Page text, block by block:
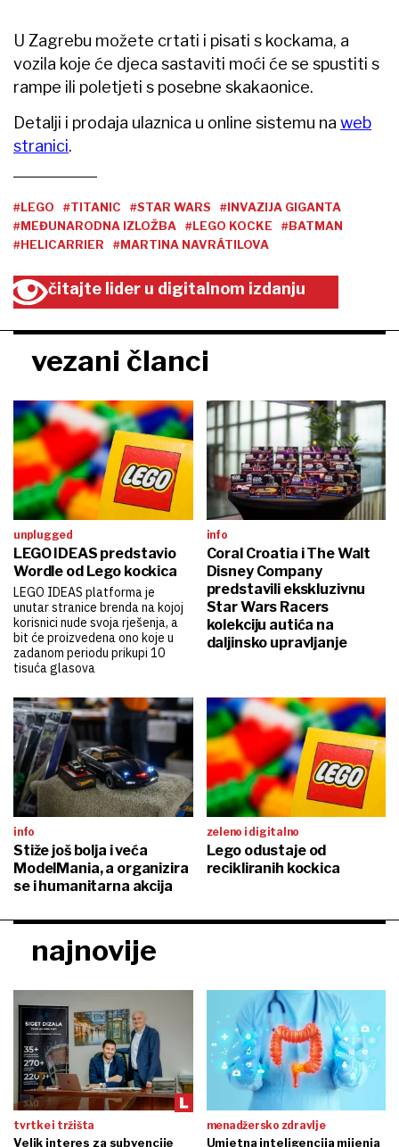
U Zagrebu možete crtati i pisati s kockama, a
vozila koje će djeca sastaviti moći će se spustiti s
rampe ili poletjeti s posebne skakaonice.
Detalji i prodaja ulaznica u online sistemu na web
stranici.
#LEGO #TITANIC #STAR WARS
#INVAZIJA GIGANTA
#MEĐUNARODNA IZLOŽBA
#LEGO KOCKE
#BATMAN
#HELICARRIER
#MARTINA NAVRÁTILOVA
čitajte lider u digitalnom izdanju
vezani članci
unplugged
LEGO IDEAS predstavio
Wordle od Lego kockica
LEGO IDEAS platforma je
unutar stranice brenda na kojoj
korisnici nude svoja rješenja, a
bit će proizvedena ono koje u
zadanom periodu prikupi 10
tisuća glasova
info
Coral Croatia i The Walt
Disney Company
predstavili ekskluzivnu
Star Wars Racers
kolekciju autića na
daljinsko upravljanje
info
Stiže još bolja i veća
ModelMania, a organizira
se i humanitarna akcija
zeleno i digitalno
Lego odustaje od
recikliranih kockica
najnovije
tvrtke i tržišta
Velik interes za subvencije
menadžersko zdravlje
Umjetna inteligencija mijenja